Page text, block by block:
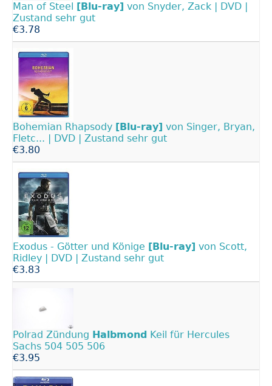
Man of Steel [Blu-ray] von Snyder, Zack | DVD |
Zustand sehr gut
€3.78
Bohemian Rhapsody [Blu-ray] von Singer, Bryan,
Fletc... | DVD | Zustand sehr gut
€3.80
Exodus - Götter und Könige [Blu-ray] von Scott,
Ridley | DVD | Zustand sehr gut
€3.83
Polrad Zündung Halbmond Keil für Hercules
Sachs 504 505 506
€3.95